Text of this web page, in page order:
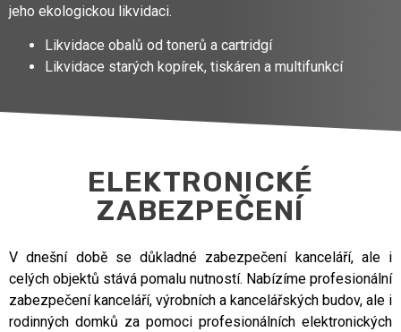
jeho ekologickou likvidaci.
Likvidace obalů od tonerů a cartridgí
Likvidace starých kopírek, tiskáren a multifunkcí
ELEKTRONICKÉ
ZABEZPEČENÍ
V dnešní době se důkladné zabezpečení kanceláří, ale i
celých objektů stává pomalu nutností. Nabízíme profesionální
zabezpečení kanceláří, výrobních a kancelářských budov, ale i
rodinných domků za pomoci profesionálních elektronických